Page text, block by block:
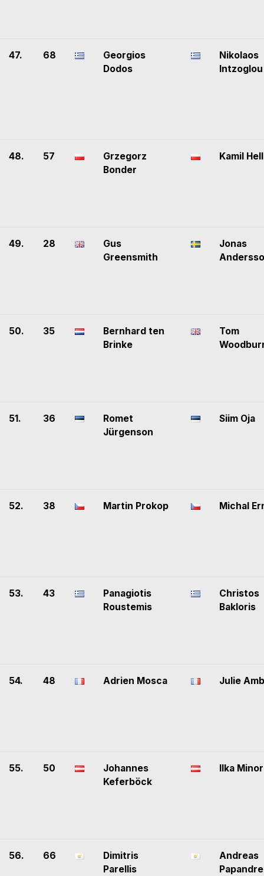
47. 68
Georgios
Dodos
Nikolaos
Intzoglou
48. 57
Grzegorz
Bonder
Kamil
49. 28
Gus
Greensmith
Jonas
50. 35
Bernhard ten
Brinke
Tom
51. 36
Romet
Jürgenson
Siim Oja
52. 38 Martin Prokop Michal
53. 43
Panagiotis
Roustemis
Christos
Bakloris
54. 48 Adrien Mosca Julie
55. 50
Johannes
Keferböck
Ilka Minor
56. 66
Dimitris
Parellis
Andreas